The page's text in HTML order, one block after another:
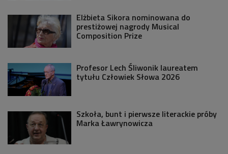
Elżbieta Sikora nominowana do
prestiżowej nagrody Musical
Composition Prize
Profesor Lech Śliwonik laureatem
tytułu Człowiek Słowa 2026
Szkoła, bunt i pierwsze literackie próby
Marka Ławrynowicza